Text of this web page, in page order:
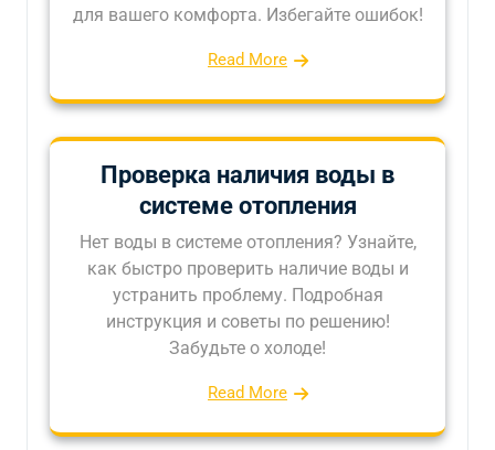
для вашего комфорта. Избегайте ошибок!
Read More
Проверка наличия воды в
системе отопления
Нет воды в системе отопления? Узнайте,
как быстро проверить наличие воды и
устранить проблему. Подробная
инструкция и советы по решению!
Забудьте о холоде!
Read More